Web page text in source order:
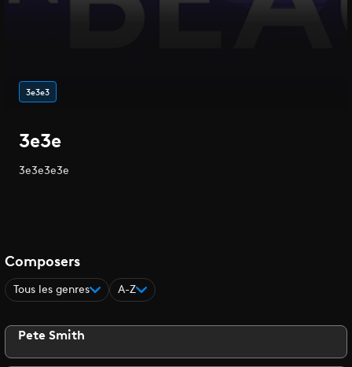
3e3e3
3e3e
3e3e3e3e
Composers
Tous les genres A-Z
Pete Smith